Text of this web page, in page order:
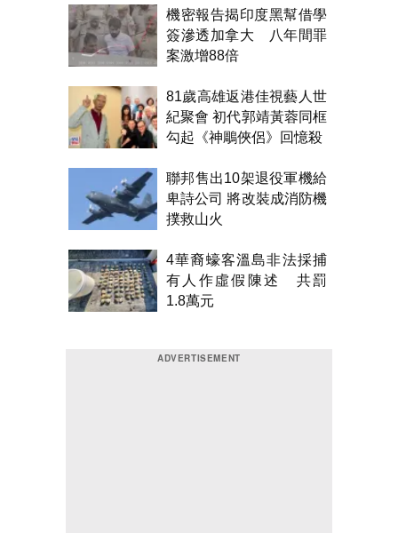
機密報告揭印度黑幫借學
簽滲透加拿大 八年間罪
案激增88倍
81歲高雄返港佳視藝人世
紀聚會 初代郭靖黃蓉同框
勾起《神鵰俠侶》回憶殺
聯邦售出10架退役軍機給
卑詩公司 將改裝成消防機
撲救山火
4華裔蠔客溫島非法採捕
有人作虛假陳述 共罰
1.8萬元